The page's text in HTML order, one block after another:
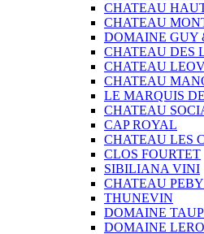
CHATEAU
CHATEAU
DOMAINE GUY
CHATEAU DES
CHATEAU
CHATEAU
LE MARQUIS
CHATEAU
CAP ROYAL
CHATEAU LES
CLOS FOURTET
SIBILIANA VINI
CHATEAU
THUNEVIN
DOMAINE
DOMAINE